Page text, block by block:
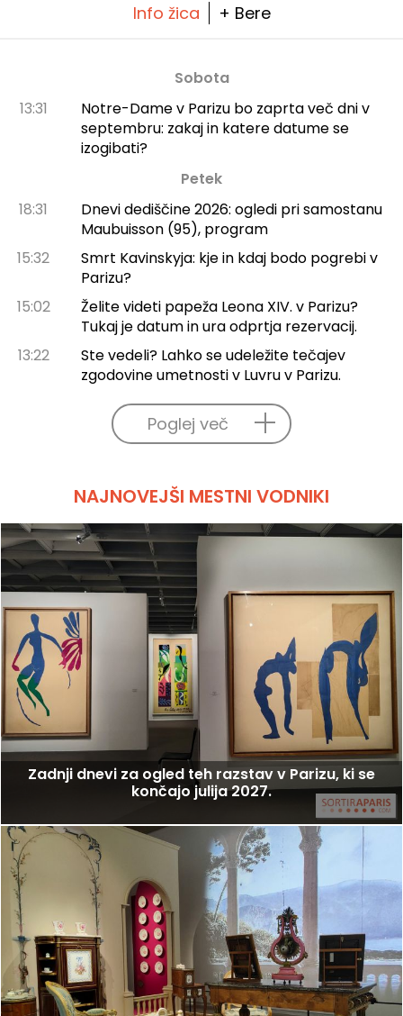
Info žica + Bere
Sobota
13:31
Notre-Dame v Parizu bo zaprta več dni v
septembru: zakaj in katere datume se
izogibati?
Petek
18:31
Dnevi dediščine 2026: ogledi pri samostanu
Maubuisson (95), program
15:32
Smrt Kavinskyja: kje in kdaj bodo pogrebi v
Parizu?
15:02
Želite videti papeža Leona XIV. v Parizu?
Tukaj je datum in ura odprtja rezervacij.
13:22
Ste vedeli? Lahko se udeležite tečajev
zgodovine umetnosti v Luvru v Parizu.
Poglej več
NAJNOVEJŠI MESTNI VODNIKI
Zadnji dnevi za ogled teh razstav v Parizu, ki se
končajo julija 2027.